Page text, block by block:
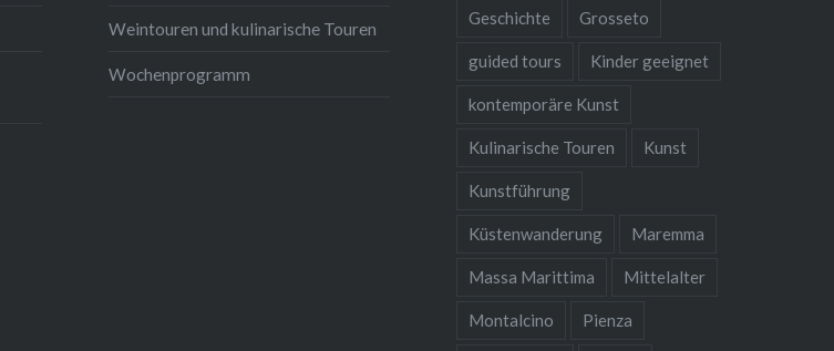
Weintouren und kulinarische Touren
Wochenprogramm
Geschichte Grosseto
guided tours Kinder geeignet
kontemporäre Kunst
Kulinarische Touren Kunst
Kunstführung
Küstenwanderung Maremma
Massa Marittima Mittelalter
Montalcino Pienza